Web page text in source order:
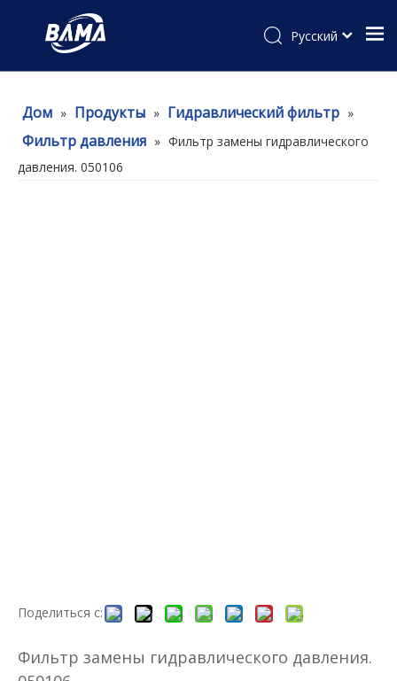
Pусский
Дом » Продукты » Гидравлический фильтр »
Фильтр давления » Фильтр замены гидравлического
давления. 050106
Поделиться с:
Фильтр замены гидравлического давления.